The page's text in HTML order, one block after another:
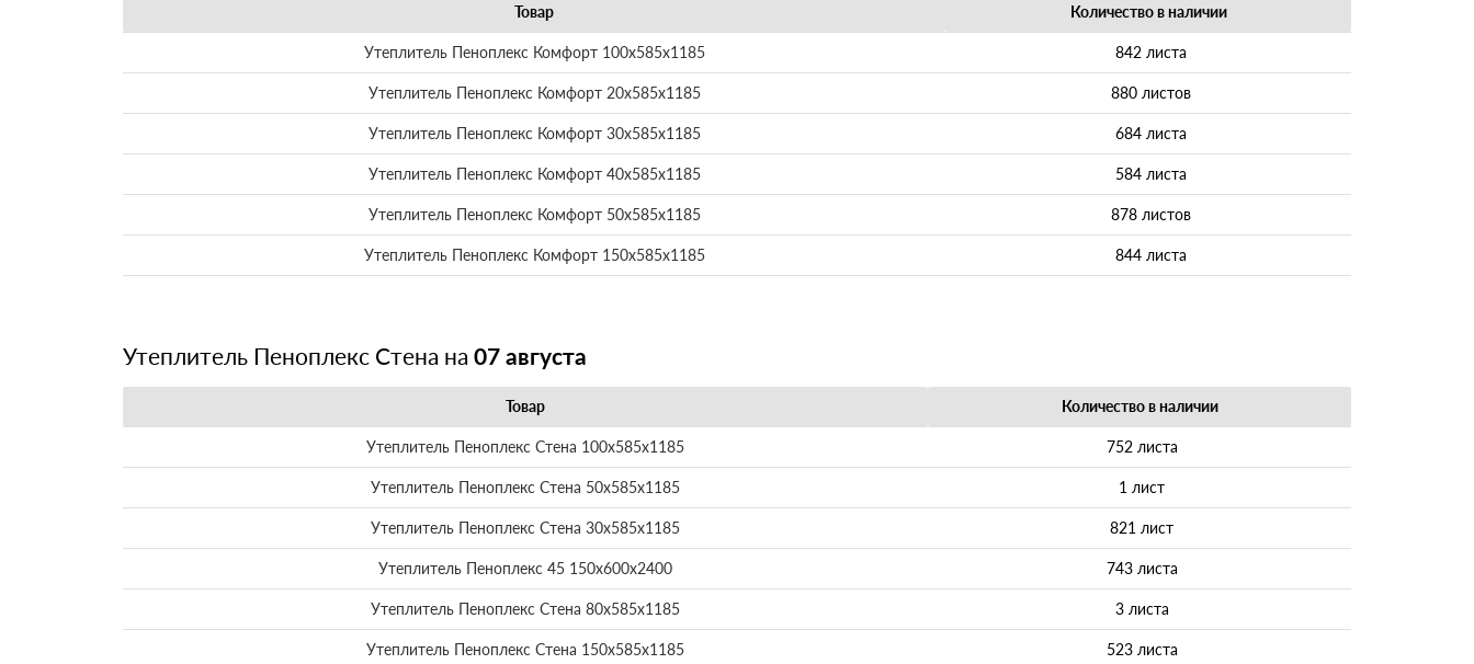
Товар Количество в наличии
Утеплитель Пеноплекс Комфорт 100х585х1185 842 листа
Утеплитель Пеноплекс Комфорт 20х585х1185 880 листов
Утеплитель Пеноплекс Комфорт 30х585х1185 684 листа
Утеплитель Пеноплекс Комфорт 40х585х1185 584 листа
Утеплитель Пеноплекс Комфорт 50х585х1185 878 листов
Утеплитель Пеноплекс Комфорт 150х585х1185 844 листа
Утеплитель Пеноплекс Стена на 07 августа
Товар Количество в наличии
Утеплитель Пеноплекс Стена 100х585х1185 752 листа
Утеплитель Пеноплекс Стена 50х585х1185 1 лист
Утеплитель Пеноплекс Стена 30х585х1185 821 лист
Утеплитель Пеноплекс 45 150х600х2400 743 листа
Утеплитель Пеноплекс Стена 80х585х1185 3 листа
Утеплитель Пеноплекс Стена 150х585х1185 523 листа